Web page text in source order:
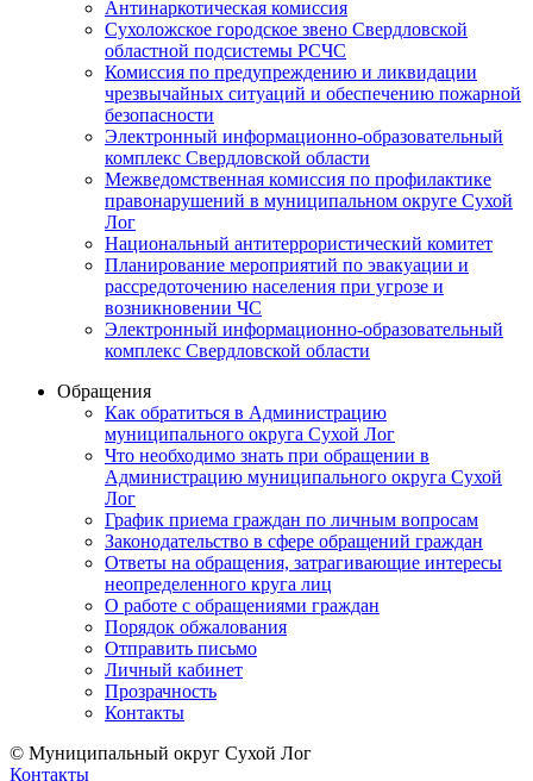
Антинаркотическая комиссия
Сухоложское городское звено Свердловской
областной подсистемы РСЧС
Комиссия по предупреждению и ликвидации
чрезвычайных ситуаций и обеспечению пожарной
безопасности
Электронный информационно-образовательный
комплекс Cвердловской области
Межведомственная комиссия по профилактике
правонарушений в муниципальном округе Сухой
Лог
Национальный антитеррористический комитет
Планирование мероприятий по эвакуации и
рассредоточению населения при угрозе и
возникновении ЧС
Электронный информационно-образовательный
комплекс Свердловской области
Обращения
Как обратиться в Администрацию
муниципального округа Сухой Лог
Что необходимо знать при обращении в
Администрацию муниципального округа Сухой
Лог
График приема граждан по личным вопросам
Законодательство в сфере обращений граждан
Ответы на обращения, затрагивающие интересы
неопределенного круга лиц
О работе с обращениями граждан
Порядок обжалования
Отправить письмо
Личный кабинет
Прозрачность
Контакты
© Муниципальный округ Сухой Лог
Контакты